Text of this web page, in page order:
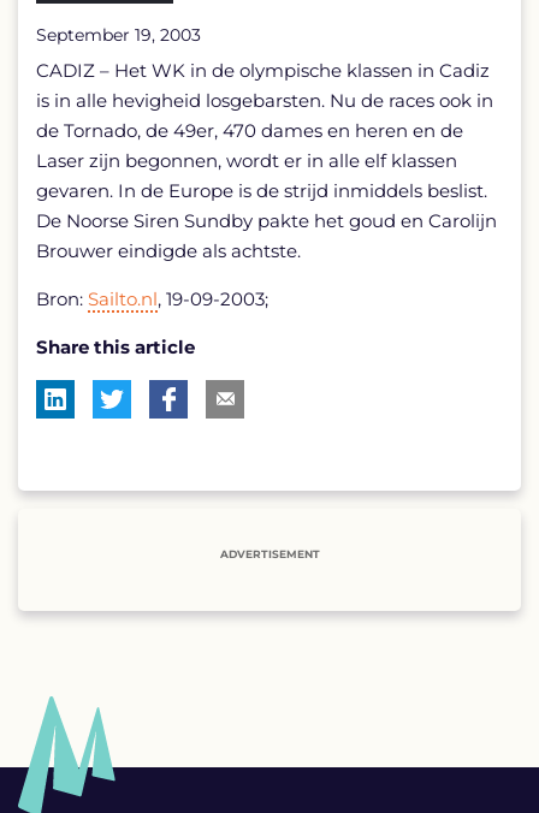
September 19, 2003
CADIZ – Het WK in de olympische klassen in Cadiz
is in alle hevigheid losgebarsten. Nu de races ook in
de Tornado, de 49er, 470 dames en heren en de
Laser zijn begonnen, wordt er in alle elf klassen
gevaren. In de Europe is de strijd inmiddels beslist.
De Noorse Siren Sundby pakte het goud en Carolijn
Brouwer eindigde als achtste.
Bron: Sailto.nl, 19-09-2003;
Share this article
ADVERTISEMENT